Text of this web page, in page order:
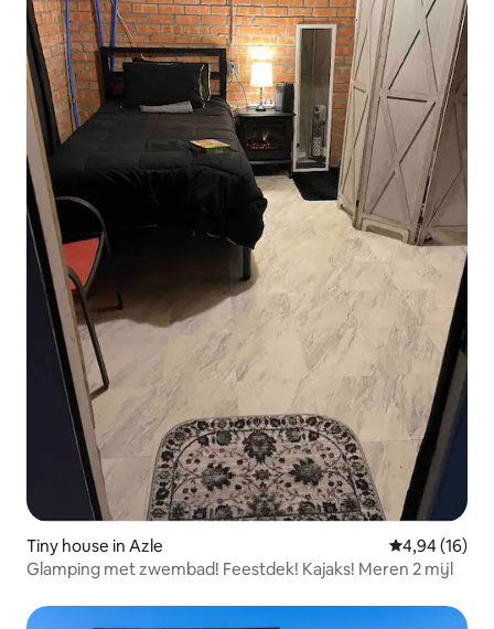
Tiny house in Azle Gemiddelde
4,94 (16)
Glamping met zwembad! Feestdek! Kajaks! Meren 2 mijl